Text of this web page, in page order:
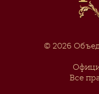
© 2026
Все